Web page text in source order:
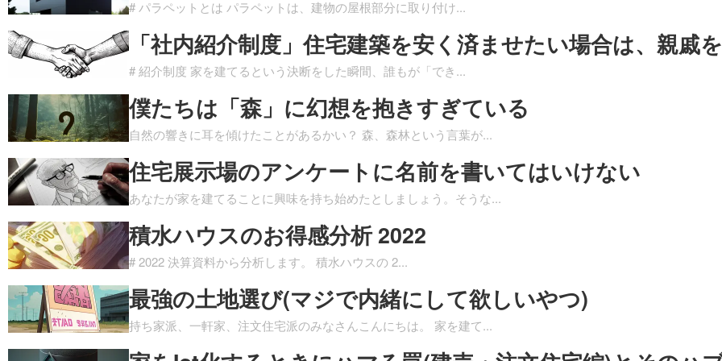
# パラペットとは パラペットは、建物の屋根部分に取り付け...
「社内紹介制度」住宅建築を安く済ませたい場合は、親戚
# 紹介制度 家を建てるという決断をした瞬間、誰もが「でき...
僕たちは「森」に幻想を抱きすぎている
自然の響きに耳を傾けたことがあるかい？ 森、森林という言葉が...
住宅展示場のアンケートに名前を書いてはいけない
あなたが家を建てることに興味を持ち始めたとしましょう。そうな...
積水ハウスのお得感分析 2022
# 2022 決算資料から分析します。 積水ハウスの 2...
最強の土地選び(マジで内緒にして欲しいやつ)
持ち家派、一軒家、注文住宅派のみなさんこんにちは。 家を建て...